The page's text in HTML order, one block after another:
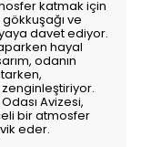
katmak için
ve
davet ediyor.
hayal
odanın
Avizesi,
bir atmosfer
eder.